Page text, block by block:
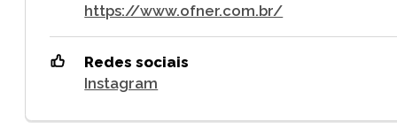
https://www.ofner.com.br/
Redes sociais
Instagram